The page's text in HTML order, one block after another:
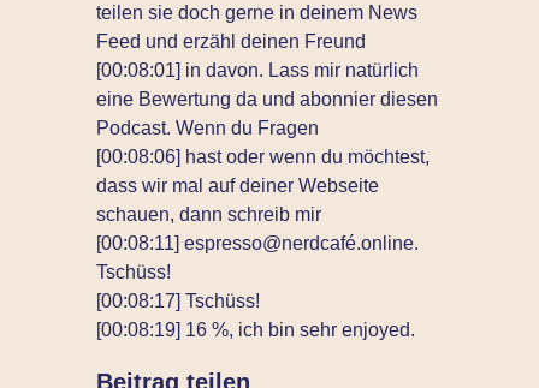
teilen sie doch gerne in deinem News
Feed und erzähl deinen Freund
[00:08:01] in davon. Lass mir natürlich
eine Bewertung da und abonnier diesen
Podcast. Wenn du Fragen
[00:08:06] hast oder wenn du möchtest,
dass wir mal auf deiner Webseite
schauen, dann schreib mir
[00:08:11] espresso@nerdcafé.online.
Tschüss!
[00:08:17] Tschüss!
[00:08:19] 16 %, ich bin sehr enjoyed.
Beitrag teilen